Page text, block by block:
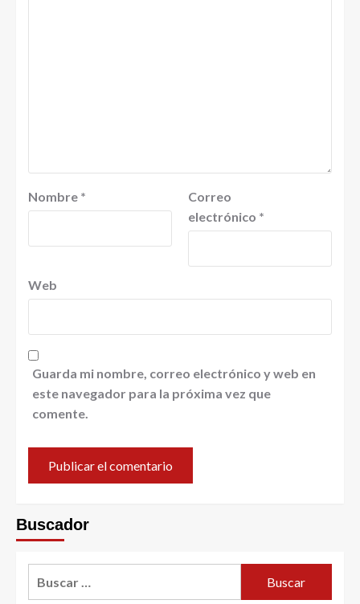
Nombre *
Correo
electrónico *
Web
Guarda mi nombre, correo electrónico y web en
este navegador para la próxima vez que
comente.
Buscador